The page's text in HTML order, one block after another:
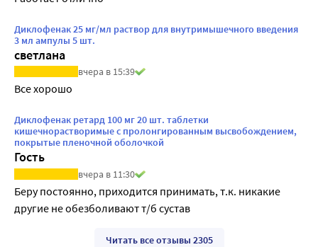
Диклофенак 25 мг/мл раствор для внутримышечного введения
3 мл ампулы 5 шт.
светлана
вчера в 15:39
Все хорошо
Диклофенак ретард 100 мг 20 шт. таблетки
кишечнорастворимые с пролонгированным высвобождением,
покрытые пленочной оболочкой
Гость
вчера в 11:30
Беру постоянно, приходится принимать, т.к. никакие
другие не обезболивают т/б сустав
Читать все отзывы 2305